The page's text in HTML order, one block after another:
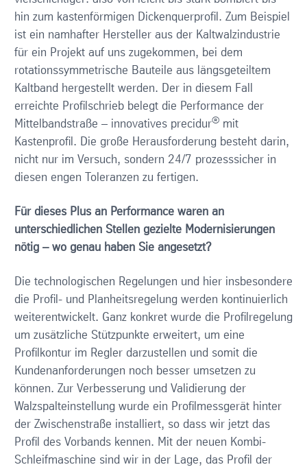
hin zum kastenförmigen Dickenquerprofil. Zum Beispiel
ist ein namhafter Hersteller aus der Kaltwalzindustrie
für ein Projekt auf uns zugekommen, bei dem
rotationssymmetrische Bauteile aus längsgeteiltem
Kaltband hergestellt werden. Der in diesem Fall
erreichte Profilschrieb belegt die Performance der
Mittelbandstraße – innovatives precidur®mit
Kastenprofil. Die große Herausforderung besteht darin,
nicht nur im Versuch, sondern 24/7 prozesssicher in
diesen engen Toleranzen zu fertigen.
Für dieses Plus an Performance waren an
unterschiedlichen Stellen gezielte Modernisierungen
nötig – wo genau haben Sie angesetzt?
Die technologischen Regelungen und hier insbesondere
die Profil- und Planheitsregelung werden kontinuierlich
weiterentwickelt. Ganz konkret wurde die Profilregelung
um zusätzliche Stützpunkte erweitert, um eine
Profilkontur im Regler darzustellen und somit die
Kundenanforderungen noch besser umsetzen zu
können. Zur Verbesserung und Validierung der
Walzspalteinstellung wurde ein Profilmessgerät hinter
der Zwischenstraße installiert, so dass wir jetzt das
Profil des Vorbands kennen. Mit der neuen Kombi-
Schleifmaschine sind wir in der Lage, das Profil der